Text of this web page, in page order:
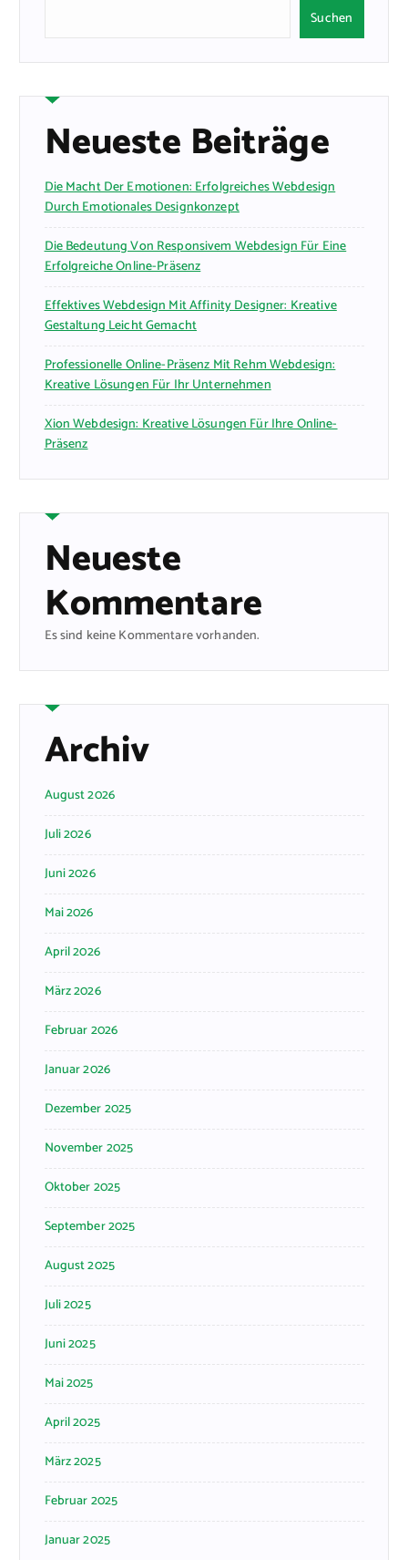
Suchen
Neueste Beiträge
Die Macht Der Emotionen: Erfolgreiches Webdesign
Durch Emotionales Designkonzept
Die Bedeutung Von Responsivem Webdesign Für Eine
Erfolgreiche Online-Präsenz
Effektives Webdesign Mit Affinity Designer: Kreative
Gestaltung Leicht Gemacht
Professionelle Online-Präsenz Mit Rehm Webdesign:
Kreative Lösungen Für Ihr Unternehmen
Xion Webdesign: Kreative Lösungen Für Ihre Online-
Präsenz
Neueste
Kommentare
Es sind keine Kommentare vorhanden.
Archiv
August 2026
Juli 2026
Juni 2026
Mai 2026
April 2026
März 2026
Februar 2026
Januar 2026
Dezember 2025
November 2025
Oktober 2025
September 2025
August 2025
Juli 2025
Juni 2025
Mai 2025
April 2025
März 2025
Februar 2025
Januar 2025